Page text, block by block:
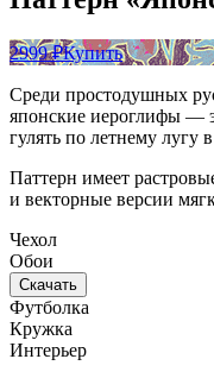
2999 ₽Купить
Среди простодушных
японские иероглифы —
гулять по летнему лугу
Паттерн имеет
и векторные версии
Чехол
Обои
Скачать
Футболка
Кружка
Интерьер